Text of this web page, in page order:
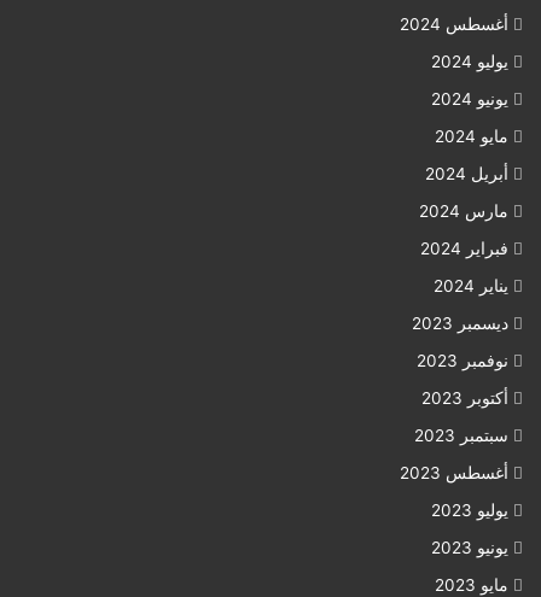
أغسطس 2024
يوليو 2024
يونيو 2024
مايو 2024
أبريل 2024
مارس 2024
فبراير 2024
يناير 2024
ديسمبر 2023
نوفمبر 2023
أكتوبر 2023
سبتمبر 2023
أغسطس 2023
يوليو 2023
يونيو 2023
مايو 2023